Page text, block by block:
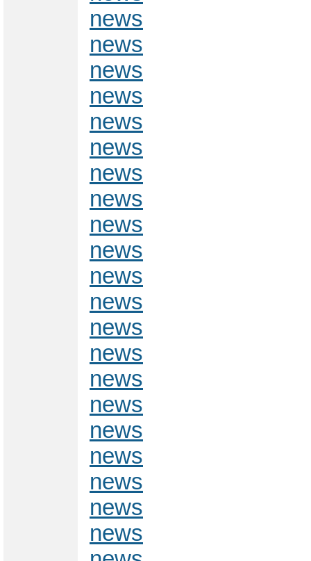
news
news
news
news
news
news
news
news
news
news
news
news
news
news
news
news
news
news
news
news
news